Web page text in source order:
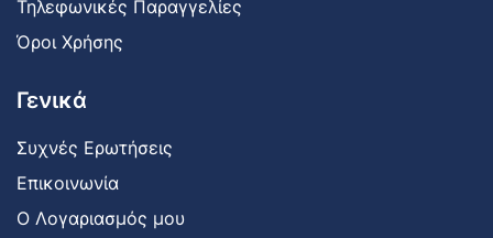
Τηλεφωνικές Παραγγελίες
Όροι Χρήσης
Γενικά
Συχνές Ερωτήσεις
Επικοινωνία
Ο Λογαριασμός μου